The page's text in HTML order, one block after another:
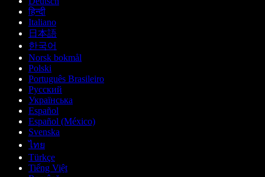
हिन्दी
Italiano
日本語
한국어
Norsk bokmål
Polski
Português Brasileiro
Русский
Українська
Español
Español (México)
Svenska
ไทย
Türkçe
Tiếng Việt